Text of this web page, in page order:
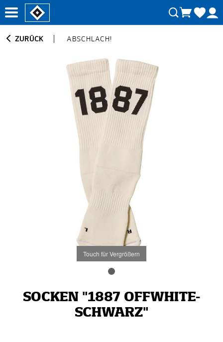
ZURÜCK ABSCHLACH!
Touch für Vergrößern
SOCKEN "1887 OFFWHITE-
SCHWARZ"